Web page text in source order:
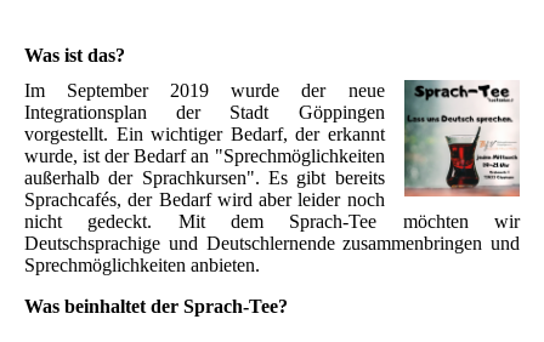
Was ist das?
Im September 2019 wurde der neue
Integrationsplan der Stadt Göppingen
vorgestellt. Ein wichtiger Bedarf, der erkannt
wurde, ist der Bedarf an "Sprechmöglichkeiten
außerhalb der Sprachkursen". Es gibt bereits
Sprachcafés, der Bedarf wird aber leider noch
nicht gedeckt. Mit dem Sprach-Tee möchten wir
Deutschsprachige und Deutschlernende zusammenbringen und
Sprechmöglichkeiten anbieten.
Was beinhaltet der Sprach-Tee?